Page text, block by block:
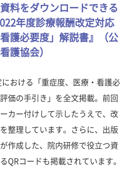
料をダウンロードできる
年度診療報酬改定対応
護必要度」解説書』（公
護協会）
おける「重症度、医療・看護必
価の手引き」を全文掲載。前回
カー付けして示したうえで、改
整理しています。さらに、出版
作成した、院内研修で役立つ資
QRコードも掲載されています。